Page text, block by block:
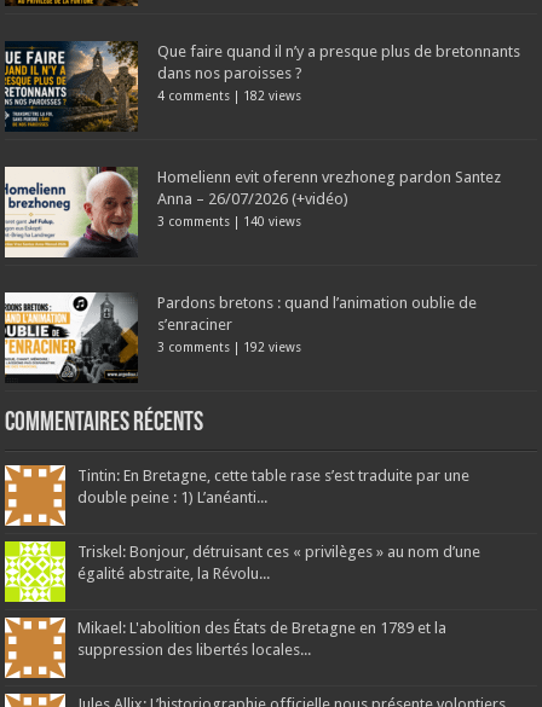
Que faire quand il n’y a presque plus de bretonnants
dans nos paroisses ?
4 comments | 182 views
Homelienn evit oferenn vrezhoneg pardon Santez
Anna – 26/07/2026 (+vidéo)
3 comments | 140 views
Pardons bretons : quand l’animation oublie de
s’enraciner
3 comments | 192 views
Commentaires récents
Tintin: En Bretagne, cette table rase s’est traduite par une
double peine : 1) L’anéanti...
Triskel: Bonjour, détruisant ces « privilèges » au nom d’une
égalité abstraite, la Révolu...
Mikael: L'abolition des États de Bretagne en 1789 et la
suppression des libertés locales...